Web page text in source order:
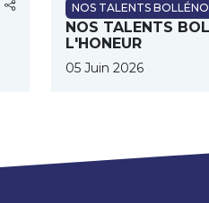
NOS TALENTS
NOS TALENTS
L'HONEUR
05 Juin 2026